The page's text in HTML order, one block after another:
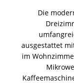
Die
ausgestattet
im